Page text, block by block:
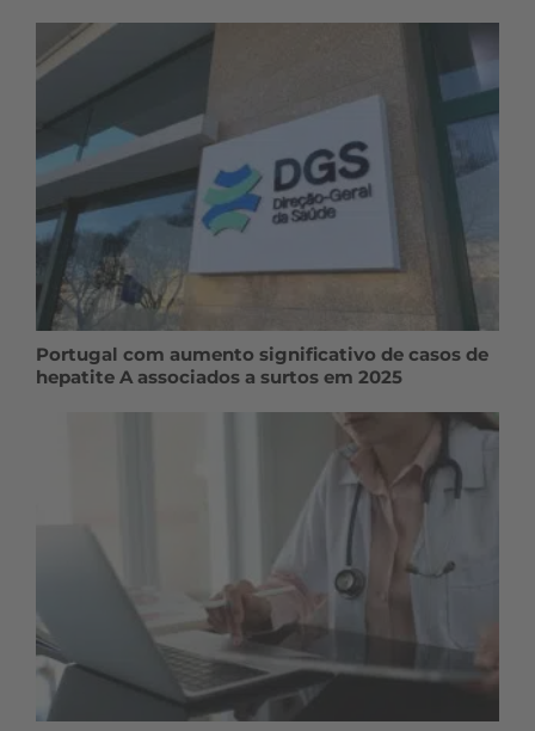
Portugal com aumento significativo de casos de
hepatite A associados a surtos em 2025